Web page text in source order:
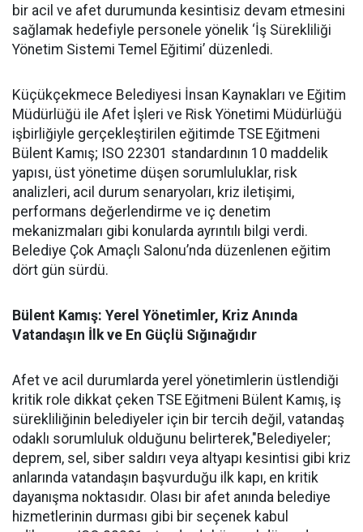
bir acil ve afet durumunda kesintisiz devam etmesini
sağlamak hedefiyle personele yönelik ‘İş Sürekliliği
Yönetim Sistemi Temel Eğitimi’ düzenledi.
Küçükçekmece Belediyesi İnsan Kaynakları ve Eğitim
Müdürlüğü ile Afet İşleri ve Risk Yönetimi Müdürlüğü
işbirliğiyle gerçekleştirilen eğitimde TSE Eğitmeni
Bülent Kamış; ISO 22301 standardının 10 maddelik
yapısı, üst yönetime düşen sorumluluklar, risk
analizleri, acil durum senaryoları, kriz iletişimi,
performans değerlendirme ve iç denetim
mekanizmaları gibi konularda ayrıntılı bilgi verdi.
Belediye Çok Amaçlı Salonu’nda düzenlenen eğitim
dört gün sürdü.
Bülent Kamış: Yerel Yönetimler, Kriz Anında
Vatandaşın İlk ve En Güçlü Sığınağıdır
Afet ve acil durumlarda yerel yönetimlerin üstlendiği
kritik role dikkat çeken TSE Eğitmeni Bülent Kamış, iş
sürekliliğinin belediyeler için bir tercih değil, vatandaş
odaklı sorumluluk olduğunu belirterek,"Belediyeler;
deprem, sel, siber saldırı veya altyapı kesintisi gibi kriz
anlarında vatandaşın başvurduğu ilk kapı, en kritik
dayanışma noktasıdır. Olası bir afet anında belediye
hizmetlerinin durması gibi bir seçenek kabul